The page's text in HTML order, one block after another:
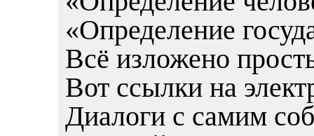
«Определение
Всё изложено
Вот ссылки на
Диалоги с самим